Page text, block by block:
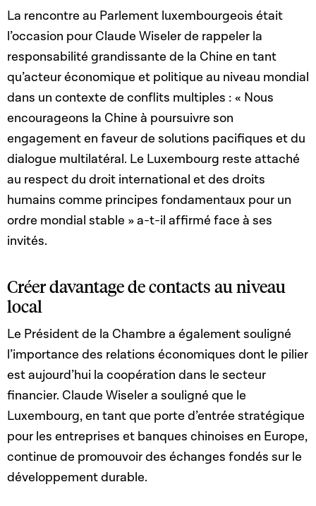
La rencontre au Parlement luxembourgeois était
l’occasion pour Claude Wiseler de rappeler la
responsabilité grandissante de la Chine en tant
qu’acteur économique et politique au niveau mondial
dans un contexte de conflits multiples : « Nous
encourageons la Chine à poursuivre son
engagement en faveur de solutions pacifiques et du
dialogue multilatéral. Le Luxembourg reste attaché
au respect du droit international et des droits
humains comme principes fondamentaux pour un
ordre mondial stable » a-t-il affirmé face à ses
invités.
Créer davantage de contacts au niveau
local
Le Président de la Chambre a également souligné
l’importance des relations économiques dont le pilier
est aujourd’hui la coopération dans le secteur
financier. Claude Wiseler a souligné que le
Luxembourg, en tant que porte d’entrée stratégique
pour les entreprises et banques chinoises en Europe,
continue de promouvoir des échanges fondés sur le
développement durable.